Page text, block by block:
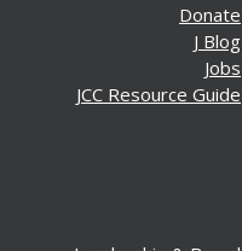
Donate
J Blog
Jobs
JCC Resource Guide